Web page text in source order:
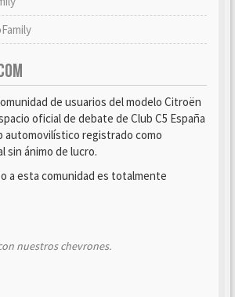
de usuarios del modelo Citroën
oficial de debate de Club C5 España
automovilístico registrado como
sin ánimo de lucro.
a esta comunidad es totalmente
nuestros chevrones.